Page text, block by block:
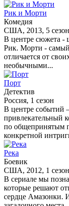
Рик и Морти
Комедия
США, 2013, 5
В центре сюжета -
Рик. Морти -
отличается от
необычными...
Порт
Детектив
Россия, 1 сезон
В центре событий
привлекательный
по общепринятым
конкретной
Река
Боевик
США, 2012, 1 сезон
В сериале мы
которые решают
сердце Амазонки.